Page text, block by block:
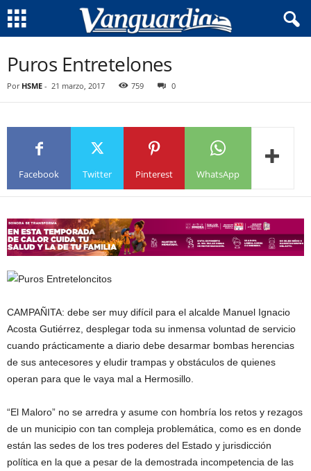
Puros Entretelones
Por HSME - 21 marzo, 2017 759 0
Facebook Twitter Pinterest WhatsApp
CAMPAÑITA: debe ser muy difícil para el alcalde Manuel Ignacio
Acosta Gutiérrez, desplegar toda su inmensa voluntad de servicio
cuando prácticamente a diario debe desarmar bombas herencias
de sus antecesores y eludir trampas y obstáculos de quienes
operan para que le vaya mal a Hermosillo.
“El Maloro” no se arredra y asume con hombría los retos y rezagos
de un municipio con tan compleja problemática, como es en donde
están las sedes de los tres poderes del Estado y jurisdicción
política en la que a pesar de la demostrada incompetencia de las